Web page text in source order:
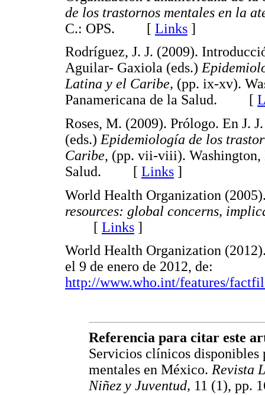
de los trastornos mentales en la
C.: OPS. [ Links ]
Rodríguez, J. J. (2009).
Aguilar- Gaxiola (eds.)
Latina y el Caribe, (pp. ix-xv).
Panamericana de la Salud. [
Roses, M. (2009). Prólogo. En J.
(eds.) Epidemiología de los
Caribe, (pp. vii-viii). Washington,
Salud. [ Links ]
World Health Organization
resources: global concerns,
[ Links ]
World Health Organization
el 9 de enero de 2012, de:
http://www.who.int/features/
Referencia para citar este
Servicios clínicos disponibles
mentales en México. Revista
Niñez y Juventud, 11 (1), pp.